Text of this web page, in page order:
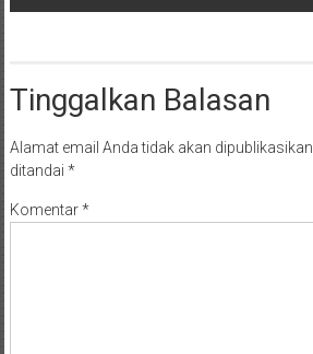
Tinggalkan Balasan
Alamat email Anda tidak akan dipublikasikan.
ditandai *
Komentar*